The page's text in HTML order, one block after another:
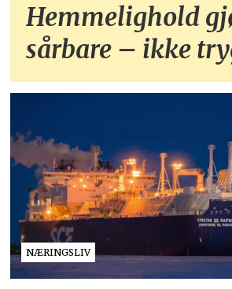
Hemmelighold
sårbare – ikke
NÆRINGSLIV